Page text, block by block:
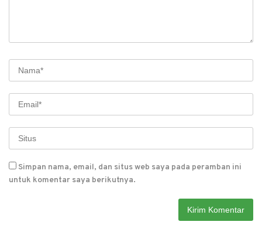
Simpan nama, email, dan situs web saya pada peramban ini
untuk komentar saya berikutnya.